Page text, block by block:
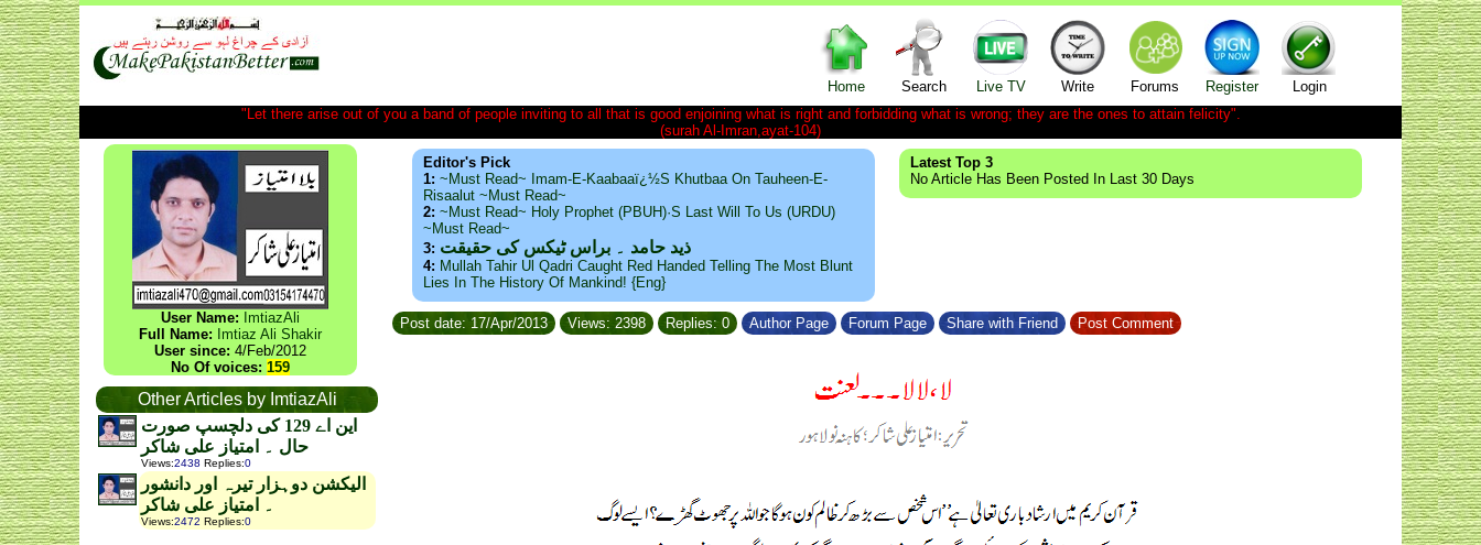
Home Search Live TV Write Forums Register
Login
"Let there arise out of you a band of people inviting to all that is good enjoining what is right and forbidding what is wrong; they are the ones to attain felicity".
(surah Al-Imran,ayat-104)
User Name: ImtiazAli
Full Name: Imtiaz Ali Shakir
User since: 4/Feb/2012
No Of voices: 159
Other Articles by ImtiazAli
این اے 129 کی دلچسپ صورت
حال ۔ امتیاز علی شاکر
Views:2438 Replies:0
الیکشن دوہزار تیرہ اور دانشور
۔ امتیاز علی شاکر
Views:2472 Replies:0
Editor's Pick
1: ~Must Read~ Imam-E-Kaabaaï¿½s Khutbaa On Tauheen-E-
Risaalut ~Must Read~
2: ~Must Read~ Holy Prophet (PBUH)·s Last Will To Us (URDU)
~Must Read~
3: ذید حامد ۔ براس ٹیکس کی حقیقت
4: Mullah Tahir Ul Qadri Caught Red Handed Telling The Most Blunt
Lies In The History Of Mankind! {Eng}
Latest Top 3
No Article Has Been Posted In Last 30 Days
Post date: 17/Apr/2013 Views: 2398 Replies: 0 Author Page Forum Page Share with Friend Post Comment